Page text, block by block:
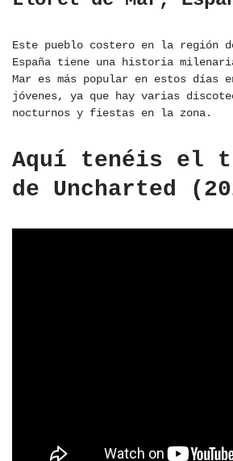
Este pueblo costero en la región
España tiene una historia
Mar es más popular en estos días
jóvenes, ya que hay varias
nocturnos y fiestas en la zona.
Aquí tenéis el
de Uncharted